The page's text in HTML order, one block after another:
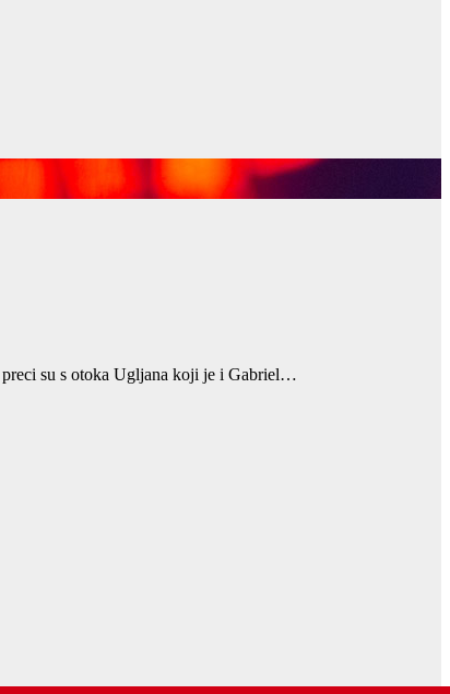
su s otoka Ugljana koji je i Gabriel…